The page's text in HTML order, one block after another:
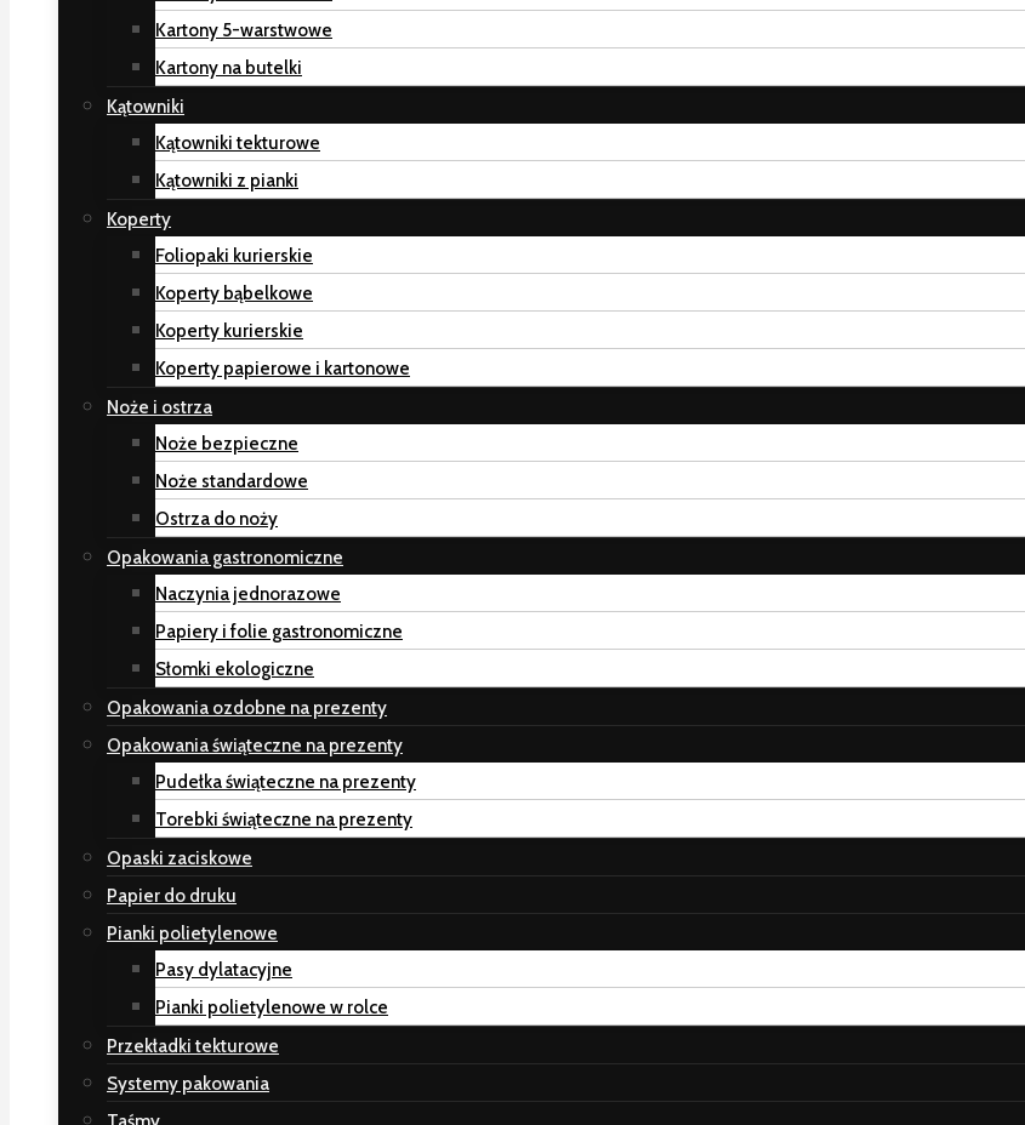
Kartony 5-warstwowe
Kartony na butelki
Kątowniki
Kątowniki tekturowe
Kątowniki z pianki
Koperty
Foliopaki kurierskie
Koperty bąbelkowe
Koperty kurierskie
Koperty papierowe i kartonowe
Noże i ostrza
Noże bezpieczne
Noże standardowe
Ostrza do noży
Opakowania gastronomiczne
Naczynia jednorazowe
Papiery i folie gastronomiczne
Słomki ekologiczne
Opakowania ozdobne na prezenty
Opakowania świąteczne na prezenty
Pudełka świąteczne na prezenty
Torebki świąteczne na prezenty
Opaski zaciskowe
Papier do druku
Pianki polietylenowe
Pasy dylatacyjne
Pianki polietylenowe w rolce
Przekładki tekturowe
Systemy pakowania